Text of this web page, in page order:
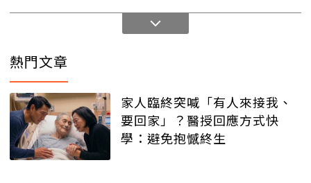
熱門文章
家人臨終突喊「有人來接我、
要回家」？醫授回應方式快
學：避免抱憾終生